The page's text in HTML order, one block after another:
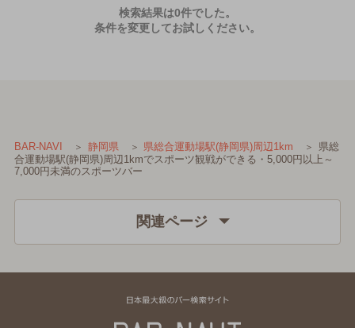
検索結果は0件でした。
条件を変更してお試しください。
BAR-NAVI 静岡県 県総合運動場駅(静岡県)周辺1km
県総
合運動場駅(静岡県)周辺1kmでスポーツ観戦ができる・5,000円以上～
7,000円未満のスポーツバー
関連ページ